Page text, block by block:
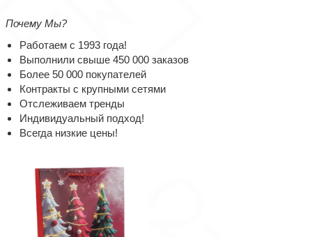
Почему Мы?
Работаем с 1993 года!
Выполнили свыше 450 000 заказов
Более 50 000 покупателей
Контракты с крупными сетями
Отслеживаем тренды
Индивидуальный подход!
Всегда низкие цены!